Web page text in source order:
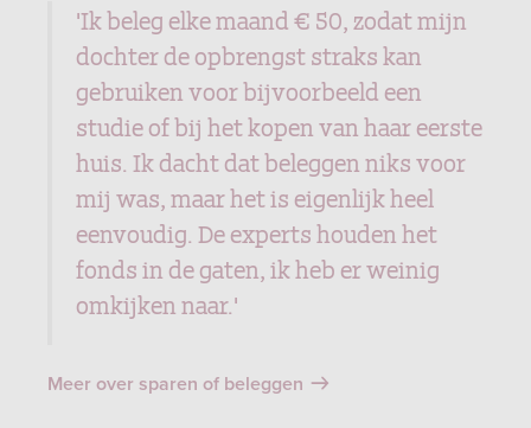
'Ik beleg elke maand € 50, zodat mijn
dochter de opbrengst straks kan
gebruiken voor bijvoorbeeld een
studie of bij het kopen van haar eerste
huis. Ik dacht dat beleggen niks voor
mij was, maar het is eigenlijk heel
eenvoudig. De experts houden het
fonds in de gaten, ik heb er weinig
omkijken naar.'
Meer over sparen of beleggen